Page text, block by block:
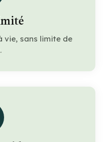
vie, sans limite de